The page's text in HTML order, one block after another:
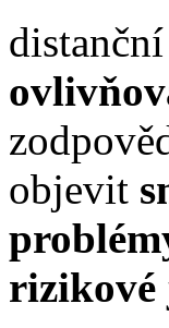
objevit
rizikové